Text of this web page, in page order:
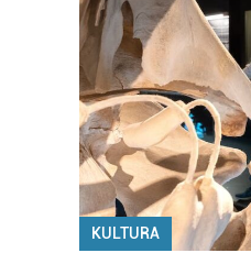
KULTURA